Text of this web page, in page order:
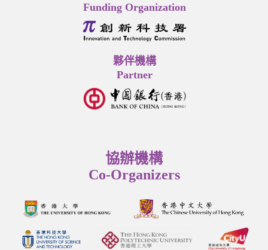
Funding Organization
夥伴機構
Partner
協辦機構
Co-Organizers